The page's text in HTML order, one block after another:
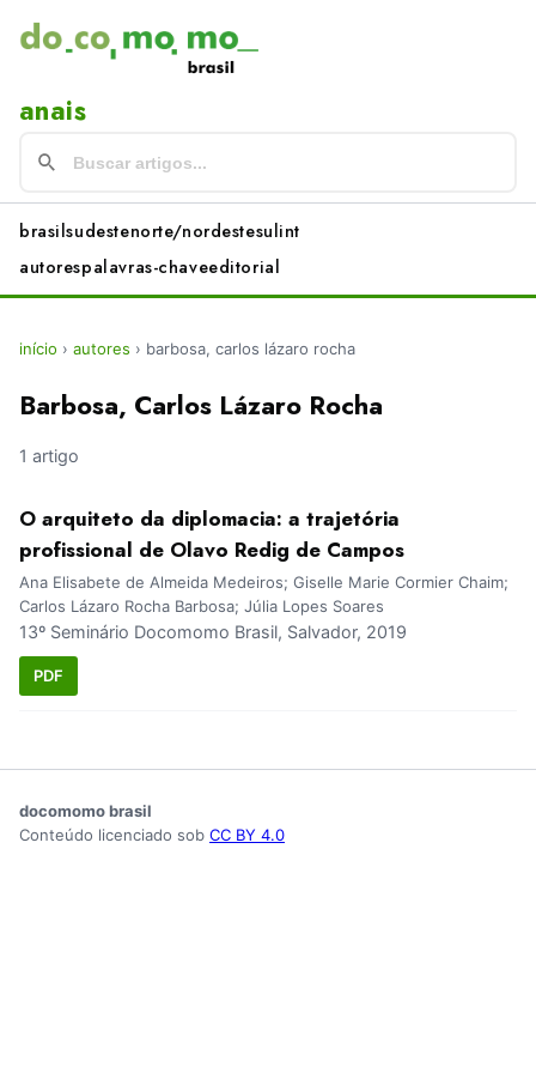
anais
brasilsudestenorte/nordestesulint
autorespalavras-chaveeditorial
início › autores › barbosa, carlos lázaro rocha
Barbosa, Carlos Lázaro Rocha
1 artigo
O arquiteto da diplomacia: a trajetória
profissional de Olavo Redig de Campos
Ana Elisabete de Almeida Medeiros; Giselle Marie Cormier Chaim;
Carlos Lázaro Rocha Barbosa; Júlia Lopes Soares
13º Seminário Docomomo Brasil, Salvador, 2019
PDF
docomomo brasil
Conteúdo licenciado sob CC BY 4.0